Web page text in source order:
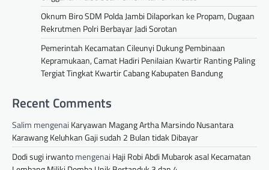
Oknum Biro SDM Polda Jambi Dilaporkan ke Propam, Dugaan
Rekrutmen Polri Berbayar Jadi Sorotan
Pemerintah Kecamatan Cileunyi Dukung Pembinaan
Kepramukaan, Camat Hadiri Penilaian Kwartir Ranting Paling
Tergiat Tingkat Kwartir Cabang Kabupaten Bandung
Recent Comments
Salim mengenai Karyawan Magang Artha Marsindo Nusantara
Karawang Keluhkan Gaji sudah 2 Bulan tidak Dibayar
Dodi sugi irwantomengenai Haji Robi Abdi Mubarok asal Kecamatan